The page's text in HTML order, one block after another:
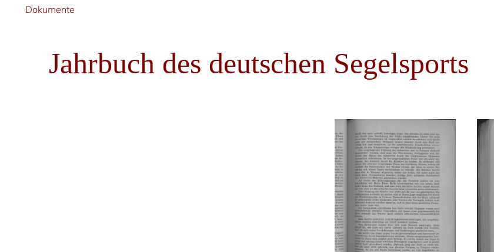
Dokumente
Jahrbuch des deutschen Segelsports